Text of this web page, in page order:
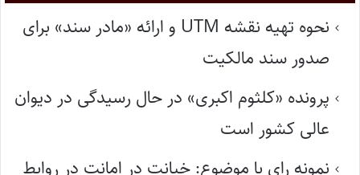
نحوه تهیه نقشه UTM و ارائه «مادر سند» برای
صدور سند مالکیت
پرونده «کلثوم اکبری» در حال رسیدگی در دیوان
عالی کشور است
نمونه رای با موضوع: خیانت در امانت در روابط